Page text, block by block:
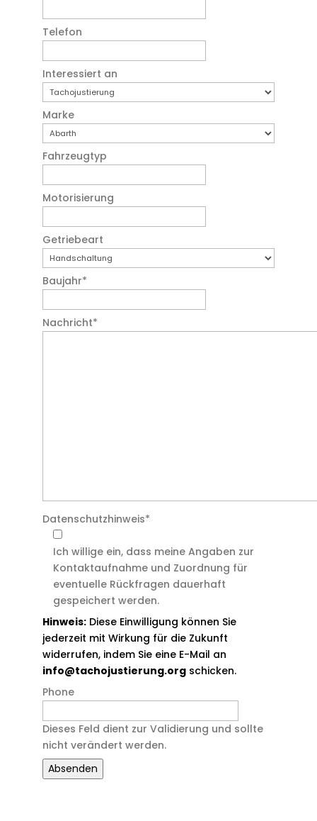
Telefon
Interessiert an
Marke
Fahrzeugtyp
Motorisierung
Getriebeart
Baujahr*
Nachricht*
Datenschutzhinweis*
Ich willige ein, dass meine Angaben zur
Kontaktaufnahme und Zuordnung für
eventuelle Rückfragen dauerhaft
gespeichert werden.
Hinweis:Diese Einwilligung können Sie
jederzeit mit Wirkung für die Zukunft
widerrufen, indem Sie eine E-Mail an
info@tachojustierung.orgschicken.
Phone
Dieses Feld dient zur Validierung und sollte
nicht verändert werden.